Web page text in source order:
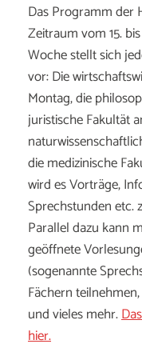
Das Programm der
Zeitraum vom 15.
Woche stellt sich
vor: Die
Montag, die
juristische Fakultät
die medizinische
wird es Vorträge,
Sprechstunden etc.
Parallel dazu kann
geöffnete
(sogenannte
Fächern
und vieles mehr.
hier.